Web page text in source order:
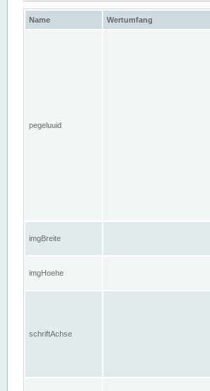
Name Wertumfang
pegeluuid
imgBreite
imgHoehe
schriftAchse